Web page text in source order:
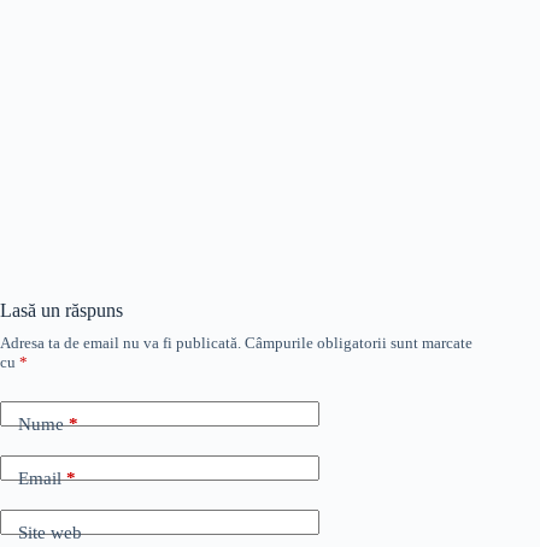
Lasă un răspuns
Adresa ta de email nu va fi publicată. Câmpurile obligatorii sunt marcate
cu *
Nume*
Email*
Site web